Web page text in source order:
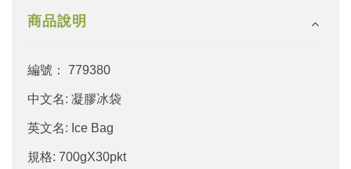
商品說明
編號： 779380
中文名: 凝膠冰袋
英文名: Ice Bag
規格: 700gX30pkt